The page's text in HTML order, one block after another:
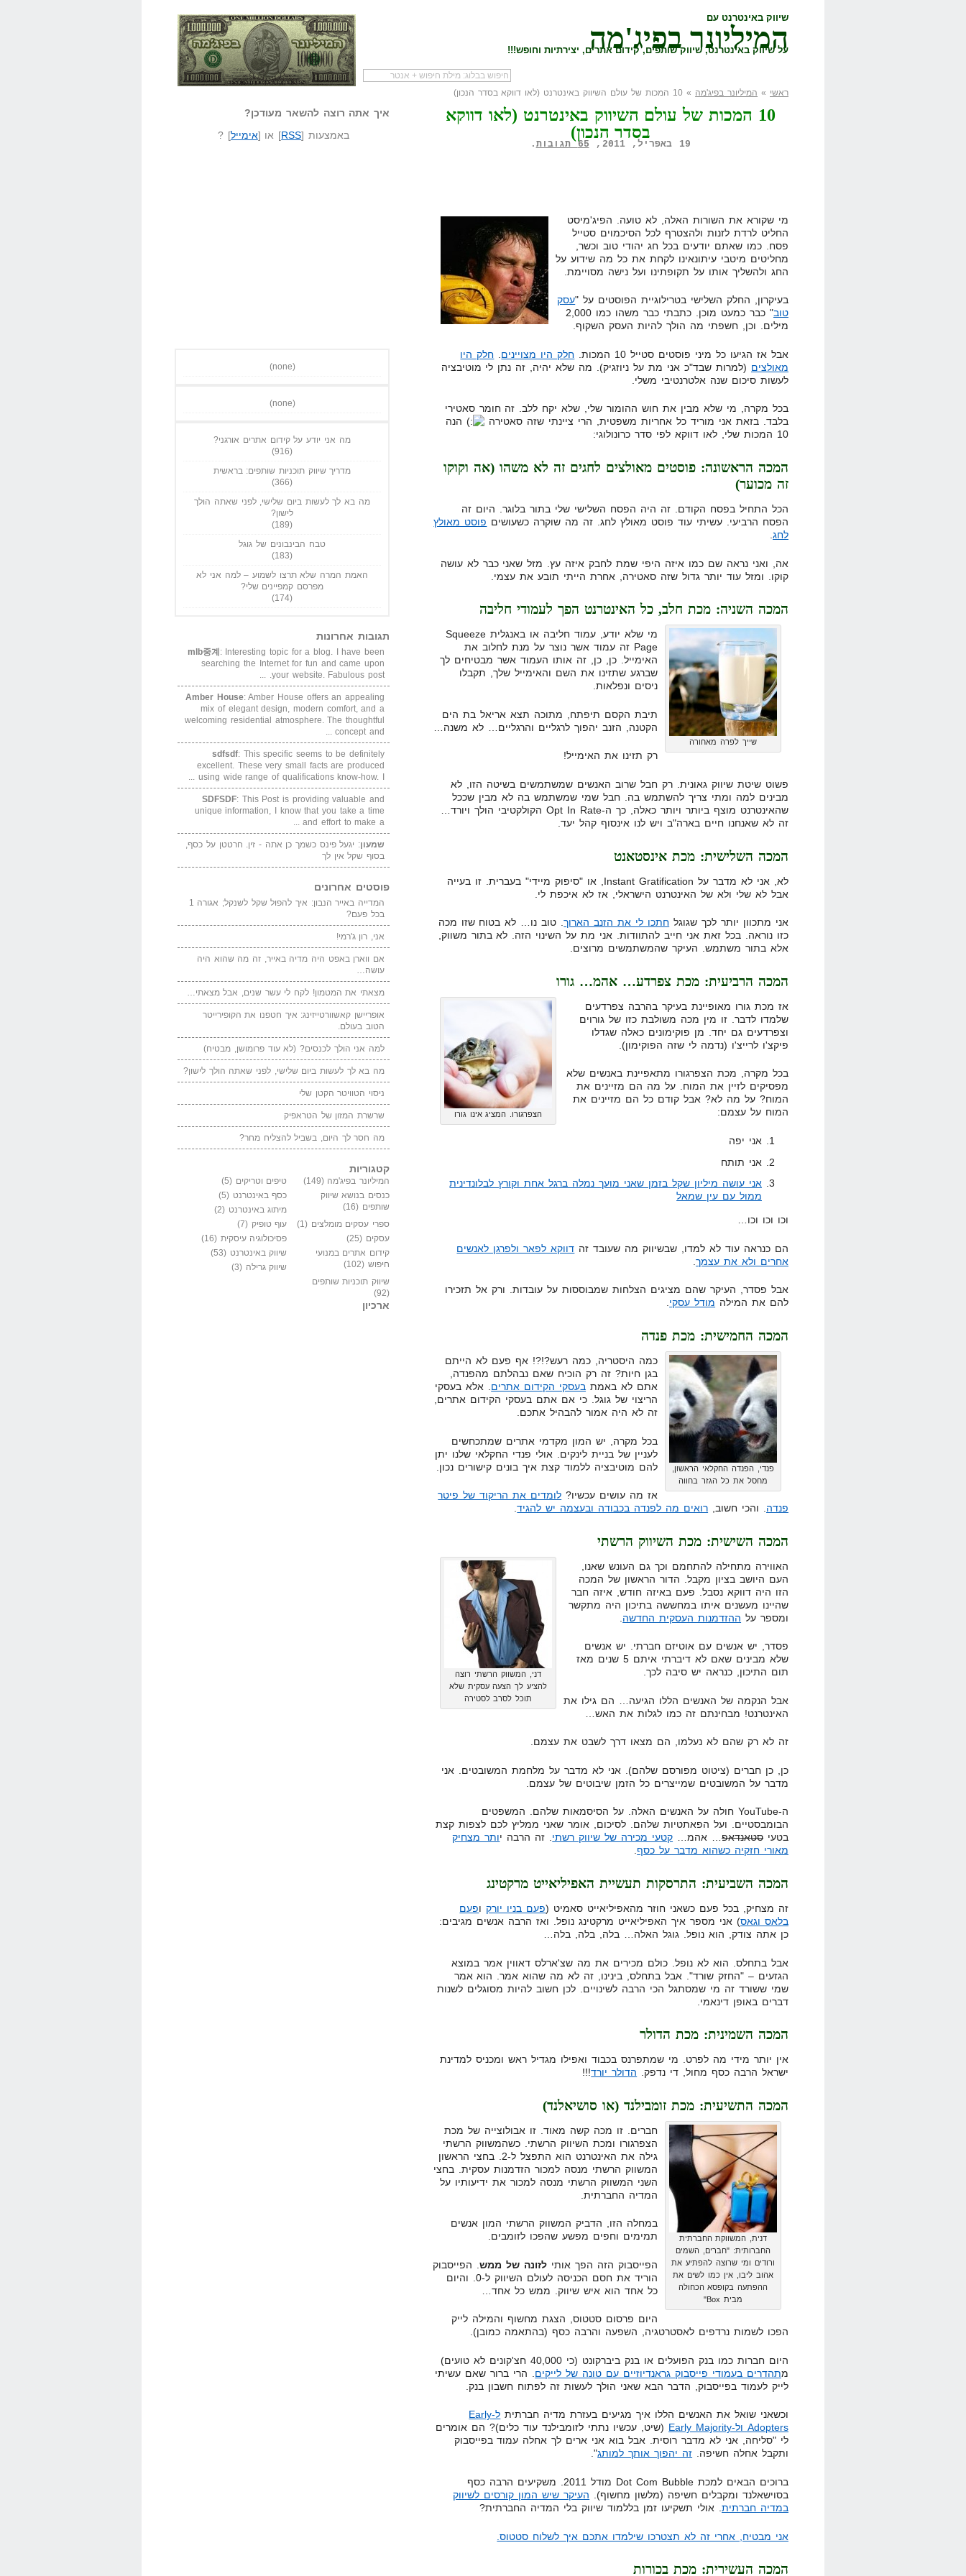
שיווק באינטרנט עם
המיליונר בפיג'מה
על שיווק באינטרנט, שיווק שותפים, קידום אתרים, יצירתיות וחופש!!!
שאל שאלה המיליונר בפיג'מה שיווק שותפים
לעמוד הראשי של
הבלוג
ראשי » המיליונר בפיג'מה » 10 המכות של עולם השיווק באינטרנט (לאו דווקא בסדר הנכון)
10 המכות של עולם השיווק באינטרנט (לאו דווקא
בסדר הנכון)
19 באפריל, 2011, 65 תגובות .
מי שקורא את השורות האלה, לא טועה. הפיג'מיסט
החליט לרדת לזנות ולהצטרף לכל הסיכמוים סטייל
פסח. כמו שאתם יודעים בכל חג יהודי טוב וכשר,
מחליטים מיטבי עיתונאינו לקחת את כל מה שידוע על
החג ולהשליך אותו על תקופתינו ועל נישה מסויימת.
בעיקרון, החלק השלישי בטרילוגיית הפוסטים על "עסק
טוב
" כבר כמעט מוכן. כתבתי כבר משהו כמו 2,000
מילים. וכן, חשפתי מה הולך להיות העסק השקוף.
אבל אז הגיעו כל מיני פוסטים סטייל 10 המכות. חלק היו מצויינים
חלק היו
מאולצים (למרות שבד"כ אני מת על ניוזגיק). מה שלא יהיה, זה נתן לי מוטיבציה
לעשות סיכום שנה אלטרנטיבי משלי.
בכל מקרה, מי שלא מבין את חוש ההומור שלי, שלא יקח ללב. זה חומר סאטירי
בלבד. בזאת אני מוריד כל אחריות משפטית, הרי ציינתי שזה סאטירה
הנה
10 המכות שלי, לאו דווקא לפי סדר כרונולוגי:
המכה הראשונה: פוסטים מאולצים לחגים זה לא משהו (אה וקוקו
זה מכוער)
הכל התחיל בפסח הקודם. זה היה הפסח השלישי שלי בתור בלוגר. היום זה
הפסח הרביעי. עשיתי עוד פוסט מאולץ לחג. זה מה שוקרה כשעושים פוסט מאולץ
לחג
אה, ואני נראה שם כמו איזה היפי שמת לחבק איזה עץ. מזל שאני כבר לא עושה
קוקו. ומזל עוד יותר גדול שזה סאטירה, אחרת הייתי תובע את עצמי.
המכה השניה: מכת חלב, כל האינטרנט הפך לעמודי חליבה
שייך לפרה מאחורה
מי שלא יודע, עמוד חליבה או באנגלית Squeeze
Page זה עמוד אשר נוצר על מנת לחלוב את
האימייל. כן, כן, זה אותו העמוד אשר מבטיחים לך
שברגע שתזינו את השם והאימייל שלך, תקבלו
ניסים ונפלאות.
תיבת הקסם תיפתח, מתוכה תצא אריאל בת הים
הקטנה, הזנב יהפוך לרגליים והרגליים… לא משנה…
רק תזינו את האימייל!
פשוט שיטת שיווק גאונית. רק חבל שרוב האנשים שמשתמשים בשיטה הזו, לא
מבינים למה ומתי צריך להשתמש בה. חבל שמי שמשתמש בה לא מבין שככל
שהאינטרנט מוצף ביותר ויותר כאלה, כך ה-Opt In Rate הקולקטיבי הולך ויורד…
זה לא שאנחנו חיים בארה"ב ויש לנו אינסוף קהל יעד.
המכה השלישית: מכת אינסטאנט
לא, אני לא מדבר על Instant Gratification, או "סיפוק מיידי" בעברית. זו בעייה
אבל לא שלי ולא של האינטרנט הישראלי, אז לא איכפת לי.
אני מתכוון יותר לכך שגוגל חתכו לי את הזנב הארוך. טוב נו… לא בטוח שזו מכה
כזו נוראה. בכל זאת אני חייב להתוודות. אני מת על השינוי הזה. לא בתור משווק,
אלא בתור משתמש. העיקר שהמשתמשים מרוצים.
המכה הרביעית: מכת צפרדע… אהמ… גורו
הצפרגורו. המציג אינו גורו
אז מכת גורו מאופיינת בעיקר בהרבה צפרדעים
שלמדו לדבר. זו מין מכה משולבת כזו של גורוים
וצפרדעים גם יחד. מן פוקימונים כאלה שגדלו
פיקצ'ו לרייצ'ו (נדמה לי שזה הפוקימון).
בכל מקרה, מכת הצפרגורו מתאפיינת באנשים שלא
מפסיקים לזיין את המוח. על מה הם מזיינים את
המוח? על מה לא? אבל קודם כל הם מזיינים את
המוח על עצמם:
אני יפה
אני תותח
אני עושה מיליון שקל בזמן שאני מועך נמלה ברגל אחת וקורץ לבלונדינית
ממול עם עין שמאל
וכו וכו וכו…
הם כנראה עוד לא למדו, שבשיווק מה שעובד זה דווקא לפאר ולפרגן לאנשים
אחרים ולא את עצמך.
אבל פסדר, העיקר שהם מציגים הצלחות שמבוססות על עובדות. ורק אל תזכירו
להם את המילה מודל עסקי.
המכה החמישית: מכת פנדה
פנדי, הפנדה החקלאי הראשון,
מחסל את כל הגזר בחווה
כמה היסטריה, כמה רעש?!?! אף פעם לא הייתם
בגן חיות? זה רק הוכיח שאם נבהלתם מהפנדה,
אתם לא באמת בעסקי הקידום אתרים . אלא בעסקי
הריצוי של גוגל. כי אם אתם בעסקי הקידום אתרים,
זה לא היה אמור להבהיל אתכם.
בכל מקרה, יש המון מקדמי אתרים שמתכחשים
לעניין של בניית לינקים. אולי פנדי החקלאי שלנו יתן
להם מוטיבציה ללמוד קצת איך בונים קישורים נכון.
אז מה עושים עכשיו? לומדים את הריקוד של פיטר
פנדה . והכי חשוב, רואים מה לפנדה בכבודה ובעצמה יש להגיד.
המכה השישית: מכת השיווק הרשתי
דני, המשווק הרשתי רוצה
להציע לך הצעה עסקית שלא
תוכל לסרב לסטירה
האווירה מתחילה להתחמם וכך גם העונש שאנו,
העם היושב בציון מקבל. הדור הראשון של המכה
הזו היה דווקא נסבל. פעם באיזה חודש, איזה חבר
שהיינו מעשנים איתו במחששה בתיכון היה מתקשר
ומספר על ההזדמנות העסקית החדשה
פסדר, יש אנשים עם אוטיזם חברתי. יש אנשים
שלא מבינים שאם לא דיברתי איתם 5 שנים מאז
תום התיכון, כנראה יש סיבה לכך.
אבל הנקמה של האנשים הללו הגיעה… הם גילו את
האינטרנט! מבחינתם זה כמו לגלות את האש…
זה לא רק שהם לא נעלמו, הם מצאו דרך לשבט את עצמם.
כן, כן חברים (ציטוט מפורסם שלהם). אני לא מדבר על מלחמת המשובטים. אני
מדבר על המשובטים שמייצרים כל הזמן שיבוטים של עצמם.
ה-YouTube חולה על האנשים האלה. על הסיסמאות שלהם. המשפטים
הבומבסטיים. ועל הפאתטיות שלהם. לסיכום, אומר שאני ממליץ לכם לצפות קצת
בטעי סטאנדאפ… אהמ… קטעי מכירה של שיווק רשתי. זה הרבה יותר מצחיק
מאורי חזקיה כשהוא מדבר על כסף.
המכה השביעית: התרסקות תעשיית האפיליאייט מרקטינג
זה מצחיק, בכל פעם כשאני חוזר מהאפיליאייט סאמיט (פעם בניו יורקופעם
בלאס וגאס) אני מספר איך האפיליאייט מרקטינג נופל. ואז הרבה אנשים מגיבים:
כן אתה צודק, הוא נופל. גוגל האלה… בלה, בלה, בלה…
אבל בתחלס. הוא לא נופל. כולם מכירים את מה שצ'ארלס דאווין אמר במוצא
הגזעים – "החזק שורד". אבל בתחלס, בינינו, זה לא מה שהוא אמר. הוא אמר
שמי ששורד זה מי שמסתגל הכי הרבה לשינויים. לכן חשוב להיות מסוגלים לשנות
דברים באופן דינאמי.
המכה השמינית: מכת הדולר
אין יותר מידי מה לפרט. מי שמתפרנס בכבוד ואפילו מגדיל ראש ומכניס למדינת
ישראל הרבה כסף מחול, די נדפק. הדולר יורד!!!
המכה התשיעית: מכת זומבילנד (או סושיאלנד)
דנית, המשווקת החברתית
החברותית: "חברים, השמים
ורודים ומי שרוצה להפתיע את
אהוב ליבו, אין כמו לשים את
ההפתעה בקופסא הכחולה
מבית Box"
חברים. זו מכה קשה מאוד. זו אבולוצייה של מכת
הצפרגורו ומכת השיווק הרשתי. כשהמשווק הרשתי
גילה את האינטרנט הוא התפצל ל-2. בחצי הראשון
המשווק הרשתי מנסה למכור הזדמנות עסקית. בחצי
השני המשווק הרשתי מנסה למכור את ידיעותיו על
המדיה החברתית.
במחלה הזו, הדביק המשווק הרשתי המון אנשים
תמימים וחפים מפשע שהפכו לזומבים.
הפייסבוק הזה הפך אותי לזונה של ממש. הפייסבוק
הוריד את חסם הכניסה לעולם השיווק ל-0. והיום
כל אחד הוא איש שיווק. ממש כל אחד…
היום פרסום סטטוס, הצגת מחשוף והמילה לייק
הפכו לשמות נרדפים לאסטרטגיה, השפעה והרבה כסף (בהתאמה כמובן).
היום חברות כמו בנק הפועלים או בנק ביברקונט (כי 40,000 חצ'קונים לא טועים)
מתהדרים בעמודי פייסבוק גראנדיוזיים עם טונה של לייקים . הרי ברור שאם עשיתי
לייק לעמוד בפייסבוק, הדבר הבא שאני הולך לעשות זה לפתוח חשבון בנק.
וכשאני שואל את האנשים הללו איך מגיעים בעזרת מדיה חברתית
ל-Early
Adopters ול-Early Majority
(שיט, עכשיו נתתי לזומבילנד עוד כלים)? הם אומרים
לי "סליחה, אני לא מדבר רוסית. אבל בוא אני ארים לך אחלה עמוד בפייסבוק
ותקבל אחלה חשיפה. זה יהפוך אותך למותג".
ברוכים הבאים למכת Dot Com Bubble מודל 2011. משקיעים הרבה כסף
בסוישאלנד ומקבלים חשיפה (מלשון מחשוף). העיקר שיש המון קורסים לשיווק
במדיה חברתית. אולי תשקיעו זמן בללמוד שיווק בלי המדיה החברתית?
אני מבטיח, אחרי זה לא תצטרכו שילמדו אתכם איך לשלוח סטטוס.
המכה העשירית: מכת בכורות
איך אתה רוצה להשאר מעודכן?
באמצעות [RSS] או [אימייל] ?
(none)
(none)
מה אני יודע על קידום אתרים אורגני?
(916)
מדריך שיווק תוכניות שותפים: בראשית
(366)
מה בא לך לעשות ביום שלישי, לפני שאתה הולך
לישון?
(189)
טבח הבינבונים של גוגל
(183)
האמת המרה שלא תרצו לשמוע – למה אני לא
מפרסם קמפיינים שלי?
(174)
תגובות אחרונות
mlb중계 : Interesting topic for a blog. I have been
searching the Internet for fun and came upon
your website. Fabulous post. ...
Amber House: Amber House offers an appealing
mix of elegant design, modern comfort, and a
welcoming residential atmosphere. The thoughtful
concept and ...
sdfsdf: This specific seems to be definitely
excellent. These very small facts are produced
using wide range of qualifications know-how. I ...
SDFSDF: This Post is providing valuable and
unique information, I know that you take a time
and effort to make a ...
שמעון: יגעל פינס כשמך כן אתה - זין. חרטטן על כסף,
בסוף שקל אין לך
פוסטים אחרונים
המדייה באייר הנבון: איך להפול שקל לשנקל; אגורה 1
בכל פעם?
אני, רון ג'רמי!
אם ווארן באפט היה מדיה באייר, זה מה שהוא היה
עושה…
מצאתי את המטמון! לקח לי עשר שנים, אבל מצאתי…
אופריישן קאשוורטייזינג: איך חטפנו את הקופירייטר
הטוב בעולם.
למה אני הולך לכנסים? (לא עוד פרומושן, מבטיח)
מה בא לך לעשות ביום שלישי, לפני שאתה הולך לישון?
ניסוי הטוויטר הקטן שלי
שרשרת המזון של הטראפיק
מה חסר לך היום, בשביל להצליח מחר?
קטגוריות
המיליונר בפיג'מה (149) טיפים וטריקים (5)
כנסים בנושא שיווק
שותפים (16)
כסף באינטרנט (5)
מיתוג באינטרנט (2)
ספרי עסקים מומלצים (1) עוף טופיק (7)
עסקים (25) פסיכולוגיה עיסקית (16)
קידום אתרים במנועי
חיפוש (102)
שיווק באינטרנט (53)
שיווק גרילה (3)
שיווק תוכניות שותפים
(92)
ארכיון